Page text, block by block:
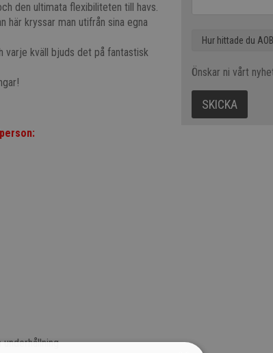
den ultimata flexibiliteten till havs.
här kryssar man utifrån sina egna
varje kväll bjuds det på fantastisk
Önskar ni vårt